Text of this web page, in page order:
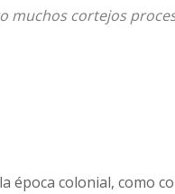
muchos cortejos
época colonial, como